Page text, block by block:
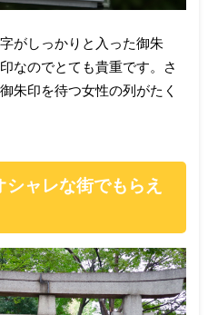
がしっかりと入った御朱
なのでとても貴重です。さ
朱印を待つ女性の列がたく
シャレな街でもらえ